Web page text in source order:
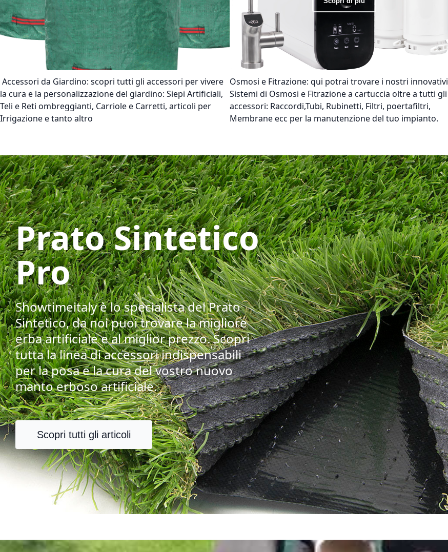
Accessori da Giardino: scopri tutti gli accessori per vivere
la cura e la personalizzazione del giardino: Siepi Artificiali,
Teli e Reti ombreggianti, Carriole e Carretti, articoli per
Irrigazione e tanto altro
Osmosi e Fitrazione: qui potrai trovare i nostri innovativi
Sistemi di Osmosi e Fitrazione a cartuccia oltre a tutti gli
accessori: Raccordi,Tubi, Rubinetti, Filtri, poertafiltri,
Membrane ecc per la manutenzione del tuo impianto.
Prato Sintetico
Pro
Showtimeitaly è lo specialista del Prato
Sintetico, da noi puoi trovare la migliore
erba artificiale e al miglior prezzo. Scopri
tutta la linea di accessori indispensabili
per la posa e la cura del vostro nuovo
manto erboso artificiale.
Scopri tutti gli articoli